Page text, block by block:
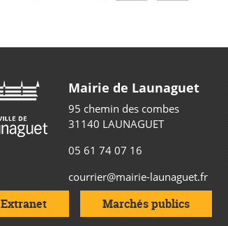
Mairie de Launaguet
95 chemin des combes
31140 LAUNAGUET
05 61 74 07 16
courrier@mairie-launaguet.fr
Extranet Marchés publics